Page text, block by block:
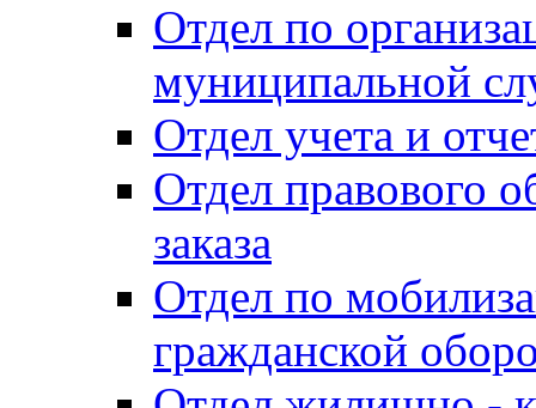
Отдел по
муниципальной
Отдел учета и
Отдел правового
заказа
Отдел по
гражданской